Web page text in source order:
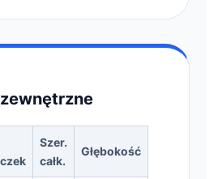
Szer.
całk.
Głębokość